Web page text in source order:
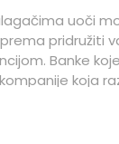
uoči
pridružiti
Banke
koja